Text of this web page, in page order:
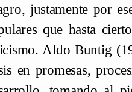
justamente por
que hasta
Aldo Buntig
en promesas,